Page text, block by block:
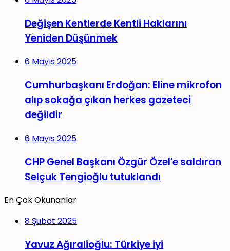
Değişen Kentlerde Kentli Haklarını
Yeniden Düşünmek
6 Mayıs 2025
Cumhurbaşkanı Erdoğan: Eline mikrofon
alıp sokağa çıkan herkes gazeteci
değildir
6 Mayıs 2025
CHP Genel Başkanı Özgür Özel'e saldıran
Selçuk Tengioğlu tutuklandı
En Çok Okunanlar
8 Şubat 2025
Yavuz Ağıralioğlu: Türkiye iyi